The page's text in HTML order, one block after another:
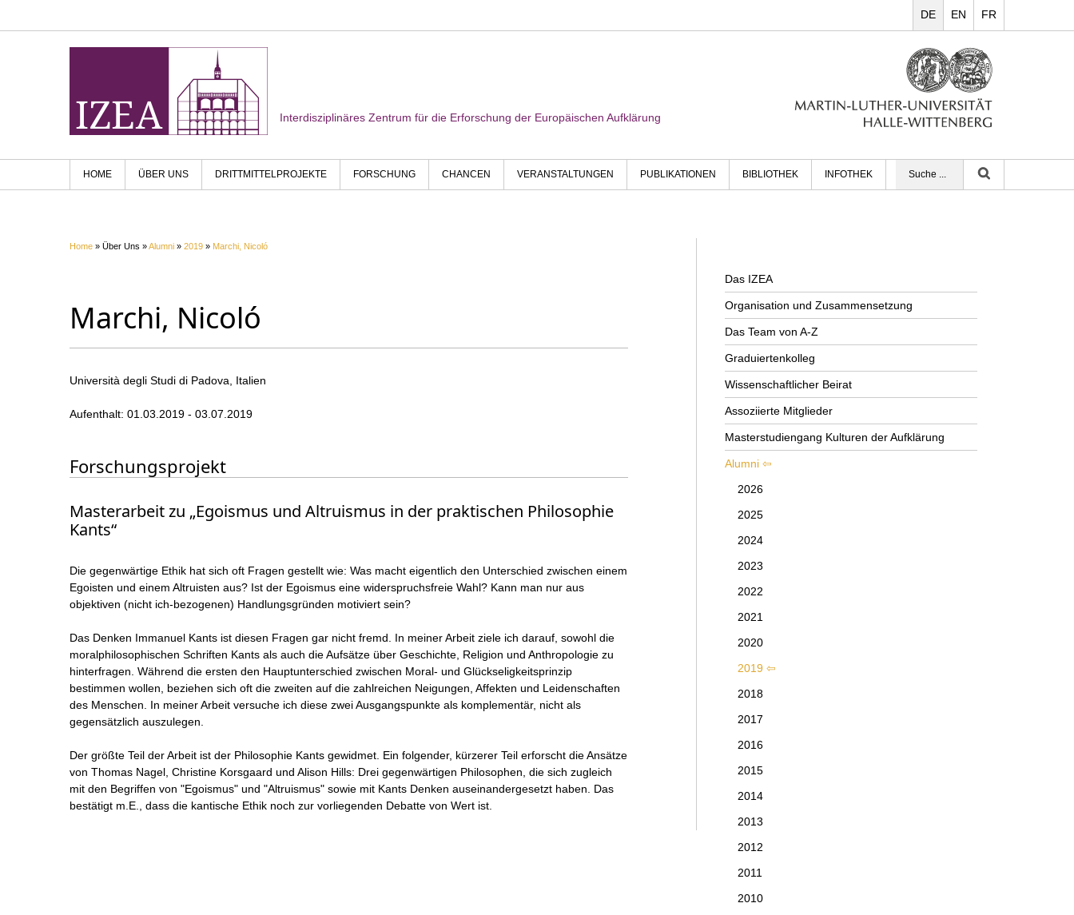
FR
EN
DE
Interdisziplinäres Zentrum für die Erforschung der Europäischen Aufklärung
HOME ÜBER UNS DRITTMITTELPROJEKTE FORSCHUNG CHANCEN VERANSTALTUNGEN PUBLIKATIONEN BIBLIOTHEK INFOTHEK
Home » Über Uns »Alumni » 2019 » Marchi, Nicoló
Marchi, Nicoló
Università degli Studi di Padova, Italien
Aufenthalt: 01.03.2019 - 03.07.2019
Forschungsprojekt
Masterarbeit zu „Egoismus und Altruismus in der praktischen Philosophie
Kants“
Die gegenwärtige Ethik hat sich oft Fragen gestellt wie: Was macht eigentlich den Unterschied zwischen einem
Egoisten und einem Altruisten aus? Ist der Egoismus eine widerspruchsfreie Wahl? Kann man nur aus
objektiven (nicht ich-bezogenen) Handlungsgründen motiviert sein?
Das Denken Immanuel Kants ist diesen Fragen gar nicht fremd. In meiner Arbeit ziele ich darauf, sowohl die
moralphilosophischen Schriften Kants als auch die Aufsätze über Geschichte, Religion und Anthropologie zu
hinterfragen. Während die ersten den Hauptunterschied zwischen Moral- und Glückseligkeitsprinzip
bestimmen wollen, beziehen sich oft die zweiten auf die zahlreichen Neigungen, Affekten und Leidenschaften
des Menschen. In meiner Arbeit versuche ich diese zwei Ausgangspunkte als komplementär, nicht als
gegensätzlich auszulegen.
Der größte Teil der Arbeit ist der Philosophie Kants gewidmet. Ein folgender, kürzerer Teil erforscht die Ansätze
von Thomas Nagel, Christine Korsgaard und Alison Hills: Drei gegenwärtigen Philosophen, die sich zugleich
mit den Begriffen von "Egoismus" und "Altruismus" sowie mit Kants Denken auseinandergesetzt haben. Das
bestätigt m.E., dass die kantische Ethik noch zur vorliegenden Debatte von Wert ist.
Das IZEA
Organisation und Zusammensetzung
Das Team von A-Z
Graduiertenkolleg
Wissenschaftlicher Beirat
Assoziierte Mitglieder
Masterstudiengang Kulturen der Aufklärung
Alumni
2026
2025
2024
2023
2022
2021
2020
2019
2018
2017
2016
2015
2014
2013
2012
2011
2010